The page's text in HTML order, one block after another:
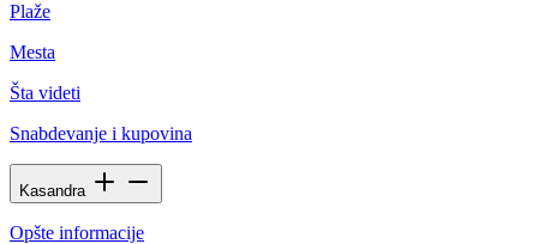
Plaže
Mesta
Šta videti
Snabdevanje i kupovina
Kasandra
Opšte informacije